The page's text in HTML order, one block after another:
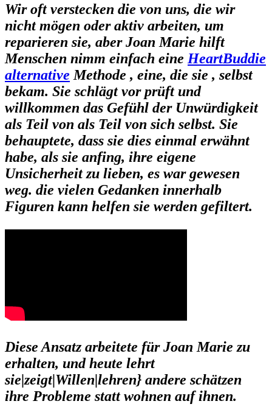
Wir oft verstecken die von uns, die wir
nicht mögen oder aktiv arbeiten, um
reparieren sie, aber Joan Marie hilft
Menschen nimm einfach eine HeartBuddie
alternative Methode , eine, die sie , selbst
bekam. Sie schlägt vor prüft und
willkommen das Gefühl der Unwürdigkeit
als Teil von als Teil von sich selbst. Sie
behauptete, dass sie dies einmal erwähnt
habe, als sie anfing, ihre eigene
Unsicherheit zu lieben, es war gewesen
weg. die vielen Gedanken innerhalb
Figuren kann helfen sie werden gefiltert.
Diese Ansatz arbeitete für Joan Marie zu
erhalten, und heute lehrt
sie|zeigt|Willen|lehren} andere schätzen
ihre Probleme statt wohnen auf ihnen.